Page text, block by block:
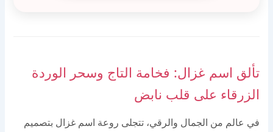
تألق اسم غزال: فخامة التاج وسحر الوردة
الزرقاء على قلب نابض
في عالم من الجمال والرقي، تتجلى روعة اسم غزال بتصميم